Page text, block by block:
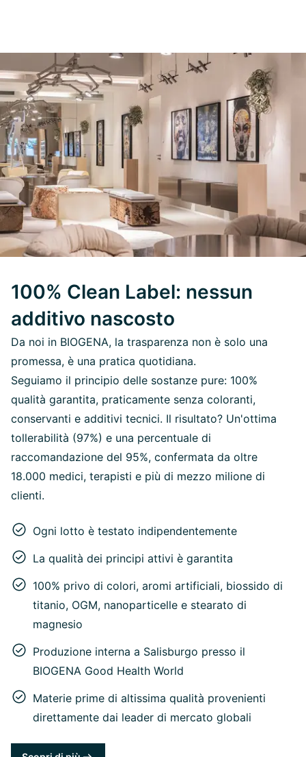
100% Clean Label: nessun
additivo nascosto
Da noi in BIOGENA, la trasparenza non è solo una
promessa, è una pratica quotidiana.
Seguiamo il principio delle sostanze pure: 100%
qualità garantita, praticamente senza coloranti,
conservanti e additivi tecnici. Il risultato? Un'ottima
tollerabilità (97%) e una percentuale di
raccomandazione del 95%, confermata da oltre
18.000 medici, terapisti e più di mezzo milione di
clienti.
Ogni lotto è testato indipendentemente
La qualità dei principi attivi è garantita
100% privo di colori, aromi artificiali, biossido di
titanio, OGM, nanoparticelle e stearato di
magnesio
Produzione interna a Salisburgo presso il
BIOGENA Good Health World
Materie prime di altissima qualità provenienti
direttamente dai leader di mercato globali